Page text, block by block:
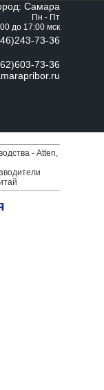
Самара
Пн - Пт
до 17:00 мск
73-36
73-36
- Atten,